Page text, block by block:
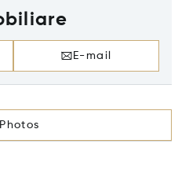
E-mail
Photos